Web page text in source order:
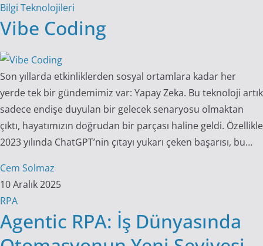
Bilgi Teknolojileri
Vibe Coding
Son yıllarda etkinliklerden sosyal ortamlara kadar her
yerde tek bir gündemimiz var: Yapay Zeka. Bu teknoloji artık
sadece endişe duyulan bir gelecek senaryosu olmaktan
çıktı, hayatımızın doğrudan bir parçası haline geldi. Özellikle
2023 yılında ChatGPT’nin çıtayı yukarı çeken başarısı, bu…
Cem Solmaz
10 Aralık 2025
RPA
Agentic RPA: İş Dünyasında